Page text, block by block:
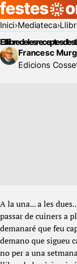
Inici Mediateca
El llibre de les receptes
Francesc
Edicions
A la una... a les
passar de cuiners a
demanaré que feu
demano que sigueu
no per a una